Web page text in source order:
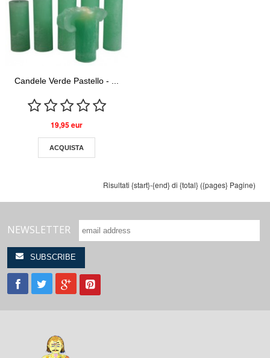
Candele Verde Pastello - ...
19,95 eur
ACQUISTA
Risultati {start}-{end} di {total} ({pages} Pagine)
NEWSLETTER